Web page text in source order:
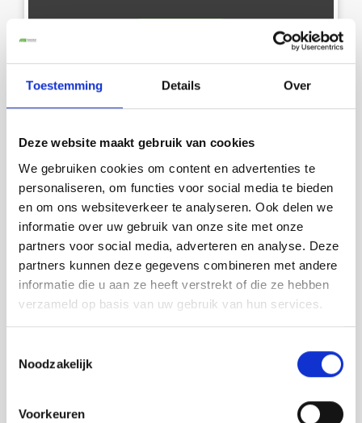
Toestemming Details Over
Deze website maakt gebruik van cookies
We gebruiken cookies om content en advertenties te
personaliseren, om functies voor social media te bieden
en om ons websiteverkeer te analyseren. Ook delen we
informatie over uw gebruik van onze site met onze
partners voor social media, adverteren en analyse. Deze
partners kunnen deze gegevens combineren met andere
informatie die u aan ze heeft verstrekt of die ze hebben
verzameld op basis van uw gebruik van hun services.
Noodzakelijk
Voorkeuren
"Betrouwbaar professioneel bedrijf, die
altijd klaar staat om te helpen bij zowel
kleine als grote pakketen of opdrachten."
Nedim Nuhanovic
Bekijk ook...
Opslag
Express koerier